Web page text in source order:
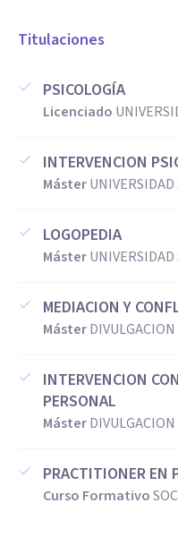
Titulaciones
PSICOLOGÍA
Licenciado
INTERVENCION
Máster
LOGOPEDIA
Máster
MEDIACION Y
Máster
INTERVENCION
PERSONAL
Máster
PRACTITIONER EN
Curso Formativo